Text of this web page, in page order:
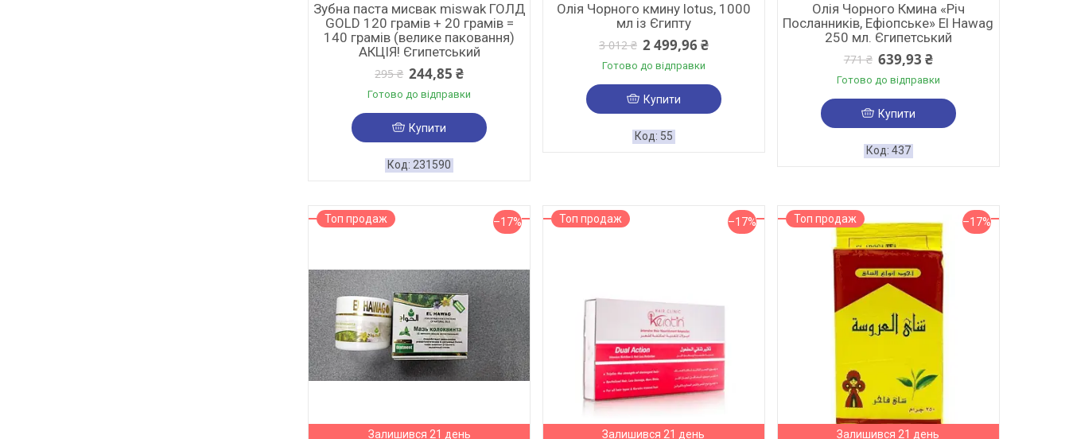
Зубна паста мисвак miswak ГОЛД
GOLD 120 грамів + 20 грамів =
140 грамів (велике паковання)
АКЦІЯ! Єгипетський
295 ₴ 244,85 ₴
Готово до відправки
Купити
231590
Олія Чорного кмину lotus, 1000
мл із Єгипту
3 012 ₴ 2 499,96 ₴
Готово до відправки
Купити
55
Олія Чорного Кмина «Річ
Посланників, Ефіопське» El Hawag
250 мл. Єгипетський
771 ₴ 639,93 ₴
Готово до відправки
Купити
437
Топ продаж –17%
Залишився 21 день
Топ продаж –17%
Залишився 21 день
Топ продаж –17%
Залишився 21 день